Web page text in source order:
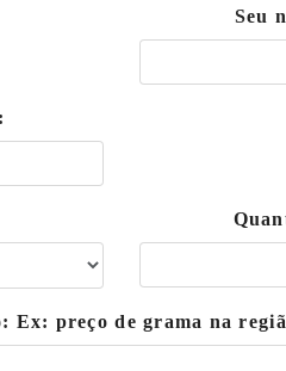
Seu
Ex: preço de grama na